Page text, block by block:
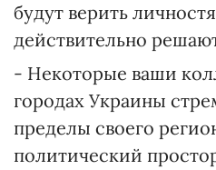
будут верить
действительно
- Некоторые ваши
городах Украины
пределы своего
политический